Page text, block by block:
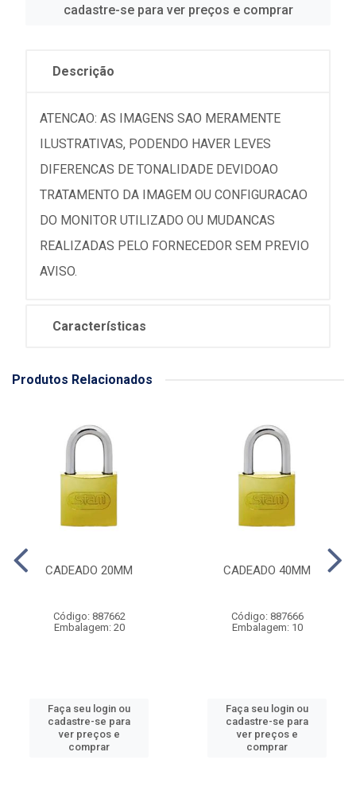
cadastre-se para ver preços e comprar
Descrição
ATENCAO: AS IMAGENS SAO MERAMENTE
ILUSTRATIVAS, PODENDO HAVER LEVES
DIFERENCAS DE TONALIDADE DEVIDOAO
TRATAMENTO DA IMAGEM OU CONFIGURACAO
DO MONITOR UTILIZADO OU MUDANCAS
REALIZADAS PELO FORNECEDOR SEM PREVIO
AVISO.
Características
Produtos Relacionados
CADEADO 20MM
Código: 887662
Embalagem: 20
Faça seu login ou
cadastre-se para
ver preços e
comprar
CADEADO 40MM
Código: 887666
Embalagem: 10
Faça seu login ou
cadastre-se para
ver preços e
comprar